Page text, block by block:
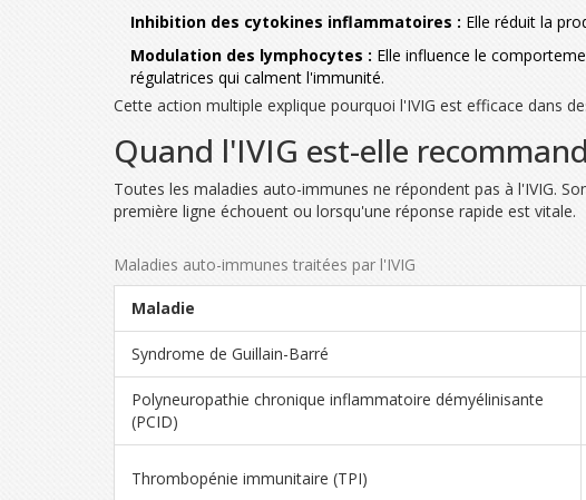
Inhibition des cytokines inflammatoires : Elle réduit la
Modulation des lymphocytes : Elle influence le
régulatrices qui calment l'immunité.
Cette action multiple explique pourquoi l'IVIG est efficace dans
Quand l'IVIG est-elle
Toutes les maladies auto-immunes ne répondent pas à l'IVIG.
première ligne échouent ou lorsqu'une réponse rapide est vitale.
Maladies auto-immunes traitées par l'IVIG
Maladie
Syndrome de Guillain-Barré
Polyneuropathie chronique inflammatoire démyélinisante
(PCID)
Thrombopénie immunitaire (TPI)